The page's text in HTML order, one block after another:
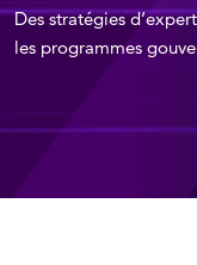
Des stratégies
les programmes